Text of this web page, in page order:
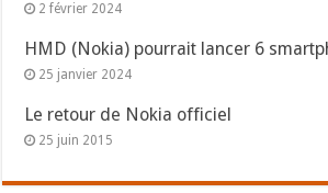
2 février 2024
HMD (Nokia) pourrait lancer 6
25 janvier 2024
Le retour de Nokia officiel
25 juin 2015